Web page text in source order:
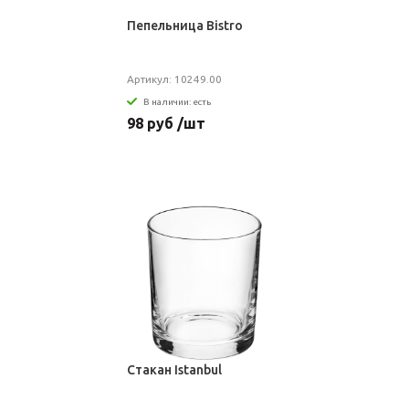
Пепельница Bistro
Артикул: 10249.00
В наличии: есть
98 руб /шт
Стакан Istanbul